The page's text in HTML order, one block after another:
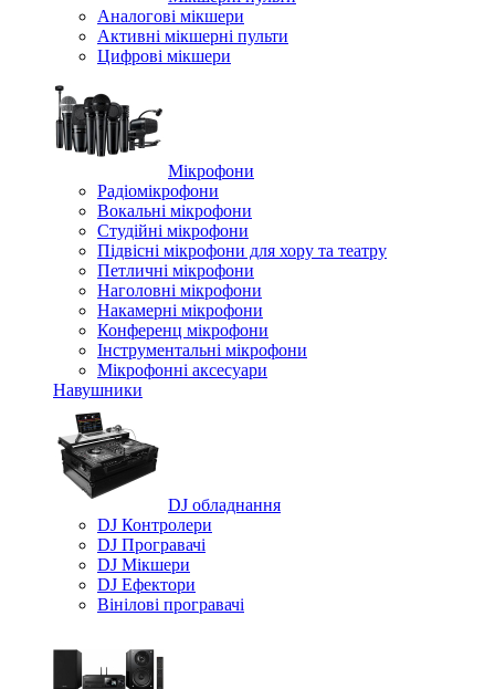
Аналогові мікшери
Активні мікшерні пульти
Цифрові мікшери
Мікрофони
Радіомікрофони
Вокальні мікрофони
Студійні мікрофони
Підвісні мікрофони для хору та театру
Петличні мікрофони
Наголовні мікрофони
Накамерні мікрофони
Конференц мікрофони
Iнструментальні мікрофони
Мікрофонні аксесуари
Навушники
DJ обладнання
DJ Контролери
DJ Програвачі
DJ Мікшери
DJ Ефектори
Вінілові програвачі